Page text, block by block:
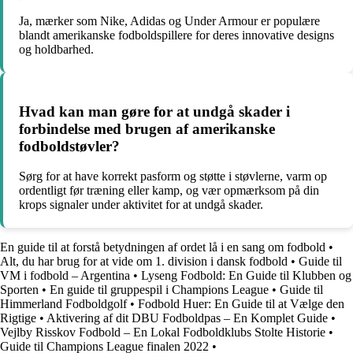
Ja, mærker som Nike, Adidas og Under Armour er populære
blandt amerikanske fodboldspillere for deres innovative designs
og holdbarhed.
Hvad kan man gøre for at undgå skader i
forbindelse med brugen af amerikanske
fodboldstøvler?
Sørg for at have korrekt pasform og støtte i støvlerne, varm op
ordentligt før træning eller kamp, og vær opmærksom på din
krops signaler under aktivitet for at undgå skader.
En guide til at forstå betydningen af ordet lå i en sang om fodbold •
Alt, du har brug for at vide om 1. division i dansk fodbold • Guide til
VM i fodbold – Argentina • Lyseng Fodbold: En Guide til Klubben og
Sporten • En guide til gruppespil i Champions League • Guide til
Himmerland Fodboldgolf• Fodbold Huer: En Guide til at Vælge den
Rigtige • Aktivering af dit DBU Fodboldpas – En Komplet Guide •
Vejlby Risskov Fodbold – En Lokal Fodboldklubs Stolte Historie •
Guide til Champions League finalen 2022 •